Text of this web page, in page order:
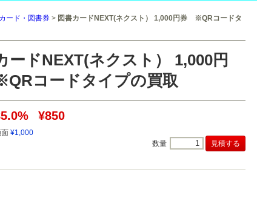
ード・図書券 > 図書カードNEXT(ネクスト） 1,000円券 ※QRコードタ
ードNEXT(ネクスト） 1,000円
コードタイプの買取
¥850
¥1,000
数量